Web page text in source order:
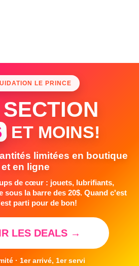
LE PRINCE
ET MOINS!
limitées en boutique
et en ligne
de cœur : jouets, lubrifiants,
sous la barre des 20$. Quand c'est
parti pour de bon!
LES DEALS →
· 1er arrivé, 1er servi